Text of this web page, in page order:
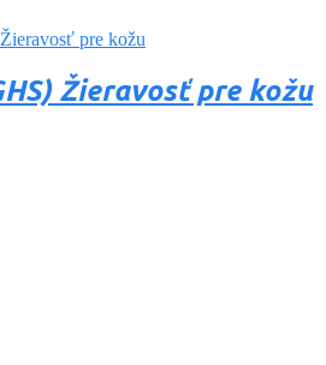
Žieravosť pre kožu